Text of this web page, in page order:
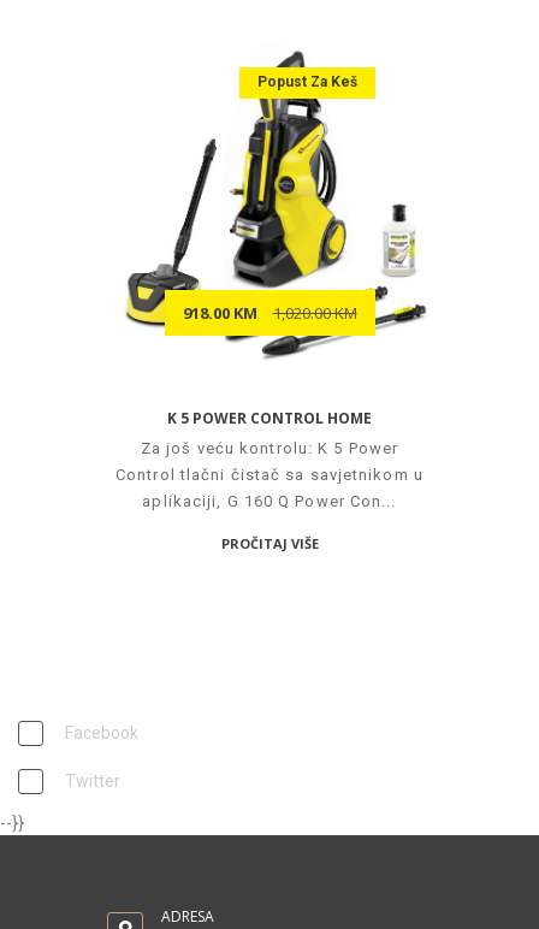
Popust Za Keš
918.00 KM 1,020.00 KM
K 5 POWER CONTROL HOME
Za još veću kontrolu: K 5 Power
Control tlačni čistač sa savjetnikom u
aplikaciji, G 160 Q Power Con...
PROČITAJ VIŠE
Facebook
Twitter
--}}
ADRESA